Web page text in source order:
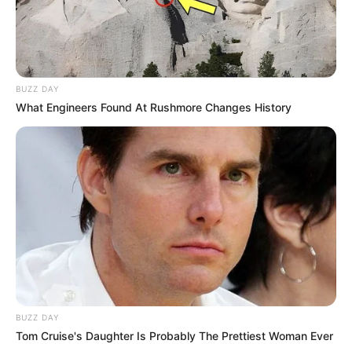
BUZZ DAY
What Engineers Found At Rushmore Changes History
BUZZ DAY
Tom Cruise's Daughter Is Probably The Prettiest Woman Ever